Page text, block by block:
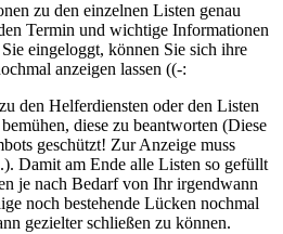
zu den einzelnen Listen genau
Termin und wichtige Informationen
eingeloggt, können Sie sich ihre
anzeigen lassen ((-:
den Helferdiensten oder den Listen
diese zu beantworten (Diese
geschützt! Zur Anzeige muss
). Damit am Ende alle Listen so gefüllt
je nach Bedarf von Ihr irgendwann
noch bestehende Lücken nochmal
gezielter schließen zu können.